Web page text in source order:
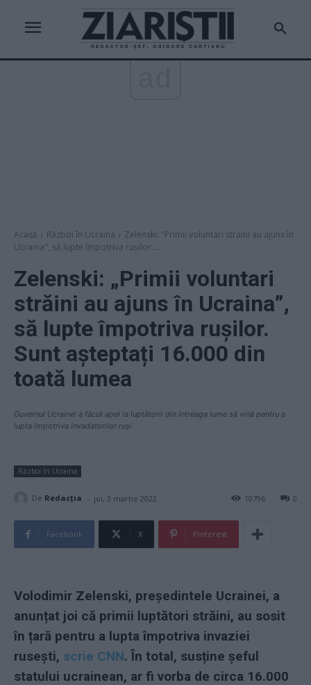
Acasă Război în Ucraina
Zelenski: "Primii voluntari străini au ajuns în
Ucraina", să lupte împotriva rușilor....
Zelenski: „Primii voluntari
străini au ajuns în Ucraina”,
să lupte împotriva rușilor.
Sunt așteptați 16.000 din
toată lumea
Guvernul Ucrainei a făcut apel la luptătorii din întreaga lume să vină pentru a
lupta împotriva invadatorilor ruși
Război în Ucraina
De Redacţia - joi, 3 martie 2022 0
10796
Facebook X Pinterest
Volodimir Zelenski, președintele Ucrainei, a
anunțat joi că primii luptători străini, au sosit
în țară pentru a lupta împotriva invaziei
rusești, scrie CNN. În total, susține șeful
statului ucrainean, ar fi vorba de circa 16.000